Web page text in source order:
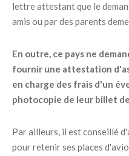
lettre attestant que le
amis ou par des parents
En outre, ce pays ne
fournir une attestation
en charge des frais d'un
photocopie de leur billet
Par ailleurs, il est conseillé
pour retenir ses places